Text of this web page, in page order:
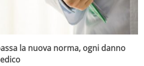
la nuova norma, ogni danno